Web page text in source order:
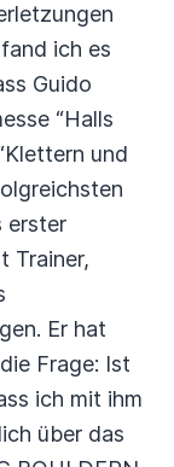
ich es
Guido
“Halls
und
erster
Trainer,
Er hat
Frage: Ist
ich mit ihm
über das